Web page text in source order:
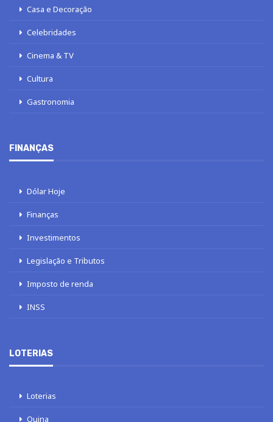
Casa e Decoração
Celebridades
Cinema & TV
Cultura
Gastronomia
FINANÇAS
Dólar Hoje
Finanças
Investimentos
Legislação e Tributos
Imposto de renda
INSS
LOTERIAS
Loterias
Quina